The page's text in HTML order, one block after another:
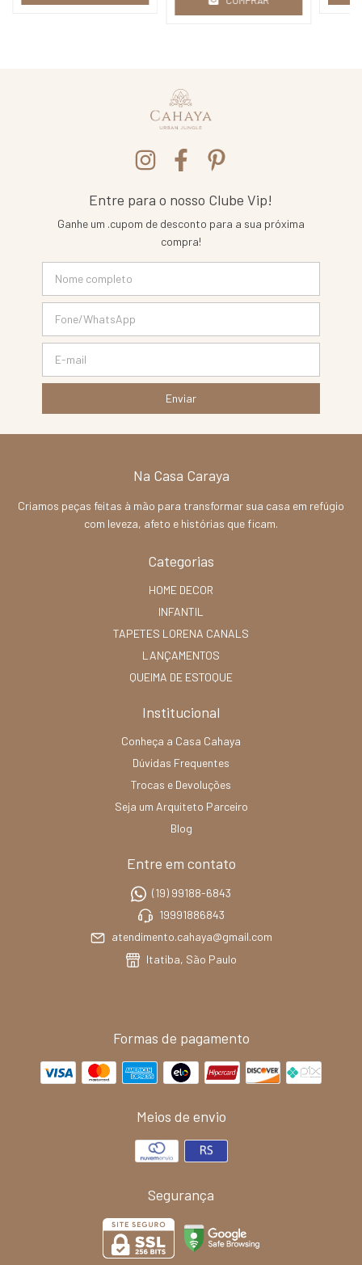
Entre para o nosso Clube Vip!
Ganhe um .cupom de desconto para a sua próxima
compra!
Na Casa Caraya
Criamos peças feitas à mão para transformar sua casa em refúgio
com leveza, afeto e histórias que ficam.
Categorias
HOME DECOR
INFANTIL
TAPETES LORENA CANALS
LANÇAMENTOS
QUEIMA DE ESTOQUE
Institucional
Conheça a Casa Cahaya
Dúvidas Frequentes
Trocas e Devoluções
Seja um Arquiteto Parceiro
Blog
Entre em contato
(19) 99188-6843
19991886843
atendimento.cahaya@gmail.com
Itatiba, São Paulo
Formas de pagamento
Meios de envio
Segurança